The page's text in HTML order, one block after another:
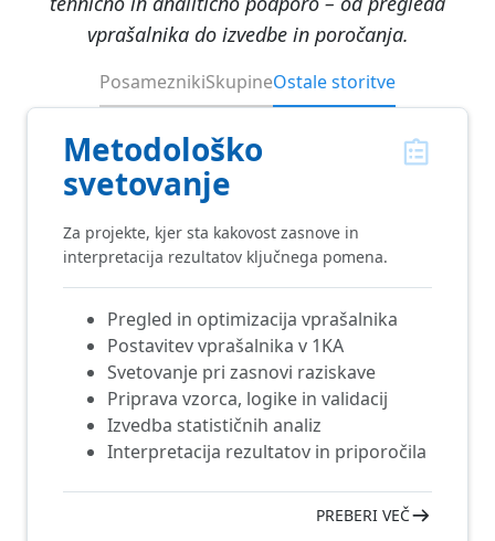
vprašalnika do izvedbe in poročanja.
PosameznikiSkupineOstale storitve
Metodološko
svetovanje
Za projekte, kjer sta kakovost zasnove in
interpretacija rezultatov ključnega pomena.
Pregled in optimizacija vprašalnika
Postavitev vprašalnika v 1KA
Svetovanje pri zasnovi raziskave
Priprava vzorca, logike in validacij
Izvedba statističnih analiz
Interpretacija rezultatov in priporočila
PREBERI VEČ